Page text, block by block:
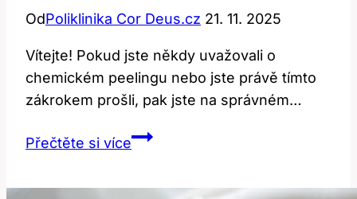
OdPoliklinika Cor Deus.cz 21. 11. 2025
Vítejte! Pokud jste někdy uvažovali o
chemickém peelingu nebo jste právě tímto
zákrokem prošli, pak jste na správném…
Přečtěte si víceChemický